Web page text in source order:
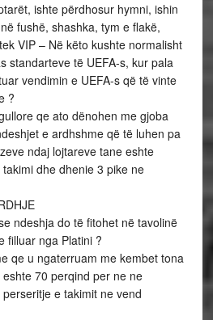
ishte përdhosur hymni, ishin
fushë, shashka, tym e flakë,
VIP – Në këto kushte normalisht
standarteve të UEFA-s, kur pala
vendimin e UEFA-s që të vinte
?
qe ato dënohen me gjoba
e ardhshme që të luhen pa
ndaj lojtareve tane eshte
dhe dhenie 3 pike ne
ndeshja do të fitohet në tavolinë
filluar nga Platini ?
qe u ngaterruam me kembet tona
70 perqind per ne ne
e takimit ne vend